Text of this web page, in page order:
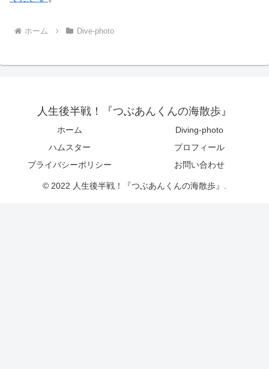
ホーム Dive-photo
人生後半戦！『つぶあんくんの海散歩』
ホーム
Diving-photo
ハムスター
プロフィール
プライバシーポリシー
お問い合わせ
© 2022 人生後半戦！『つぶあんくんの海散歩』.